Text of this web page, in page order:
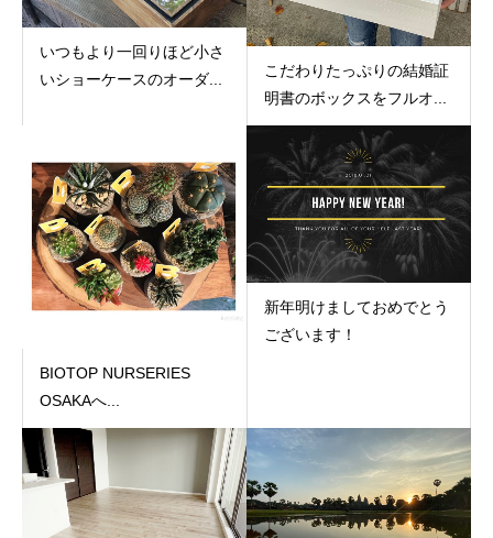
いつもより一回りほど小さ
いショーケースのオーダ...
こだわりたっぷりの結婚証
明書のボックスをフルオ...
BIOTOP NURSERIES
OSAKAへ...
新年明けましておめでとう
ございます！